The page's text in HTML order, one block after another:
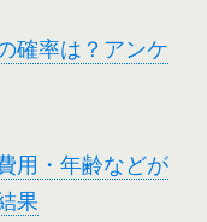
確率は？アンケ
用・年齢などが
果